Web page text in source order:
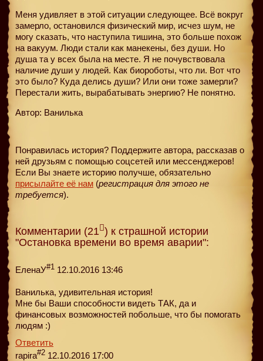
Меня удивляет в этой ситуации следующее. Всё вокруг
замерло, остановился физический мир, исчез шум, не
могу сказать, что наступила тишина, это больше похож
на вакуум. Люди стали как манекены, без души. Но
душа та у всех была на месте. Я не почувствовала
наличие души у людей. Как биороботы, что ли. Вот что
это было? Куда делись души? Или они тоже замерли?
Перестали жить, вырабатывать энергию? Не понятно.
Автор: Ванилька
Понравилась история? Поддержите автора, рассказав о
ней друзьям с помощью соцсетей или мессенджеров!
Если Вы знаете историю получше, обязательно
присылайте её нам (регистрация для этого не
требуется).
Комментарии (21 ) к страшной истории
"Остановка времени во время аварии":
ЕленаУ#1 12.10.2016 13:46
Ванилька, удивительная история!
Мне бы Ваши способности видеть ТАК, да и
финансовых возможностей побольше, что бы помогать
людям :)
Ответить
rapira#2 12.10.2016 17:00